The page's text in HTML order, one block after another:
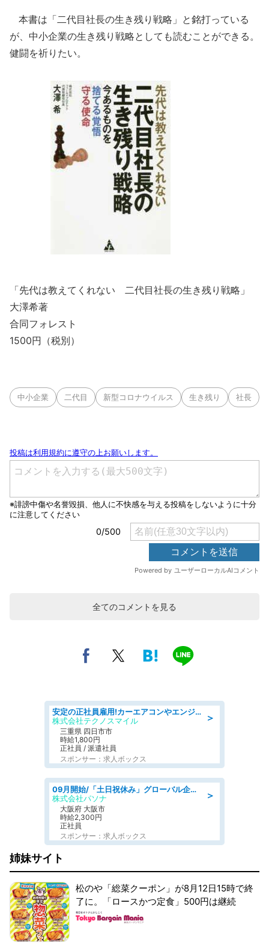
本書は「二代目社長の生き残り戦略」と銘打っている
が、中小企業の生き残り戦略としても読むことができる。
健闘を祈りたい。
「先代は教えてくれない 二代目社長の生き残り戦略」
大澤希著
合同フォレスト
1500円（税別）
中小企業 二代目 新型コロナウイルス 生き残り 社長
全てのコメントを見る
＞
安定の正社員雇用!カーエアコンやエンジンの製造・加工業務 denso aichi
株式会社テクノスマイル
三重県 四日市市
時給1,800円
正社員 / 派遣社員
スポンサー：求人ボックス
＞
09月開始/「土日祝休み」グローバル企業での産業保健のお仕事/保健師/高時給/残業なし/服装自由
株式会社パソナ
大阪府 大阪市
時給2,300円
正社員
スポンサー：求人ボックス
姉妹サイト
松のや「総菜クーポン」が8月12日15時で終
了に。「ロースかつ定食」500円は継続